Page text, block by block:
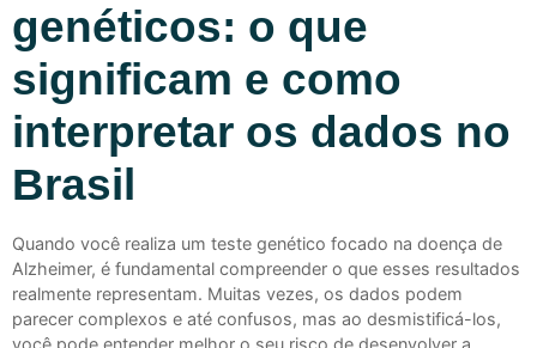
genéticos: o que
significam e como
interpretar os dados no
Brasil
Quando você realiza um teste genético focado na doença de
Alzheimer, é fundamental compreender o que esses resultados
realmente representam. Muitas vezes, os dados podem
parecer complexos e até confusos, mas ao desmistificá-los,
você pode entender melhor o seu risco de desenvolver a